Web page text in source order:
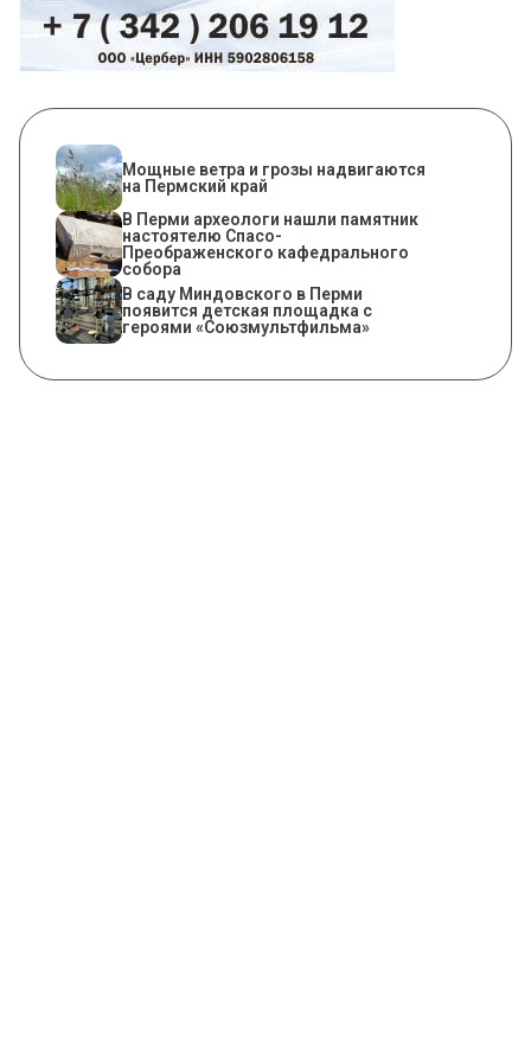
Мощные ветра и грозы надвигаются
на Пермский край
​В Перми археологи нашли памятник
настоятелю Спасо-
Преображенского кафедрального
собора
В саду Миндовского в Перми
появится детская площадка с
героями «Союзмультфильма»